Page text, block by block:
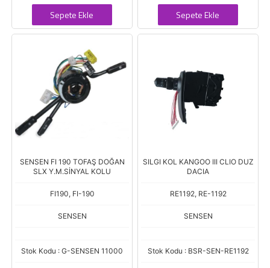
Sepete Ekle Sepete Ekle
SENSEN FI 190 TOFAŞ DOĞAN
SLX Y.M.SİNYAL KOLU
FI190, FI-190
SENSEN
Stok Kodu : G-SENSEN 11000
SILGI KOL KANGOO III CLIO DUZ
DACIA
RE1192, RE-1192
SENSEN
Stok Kodu : BSR-SEN-RE1192